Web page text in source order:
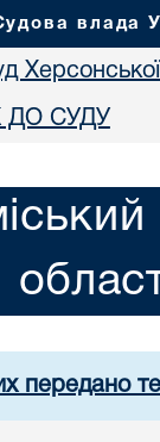
влада
Херсонської
СУДУ
передано